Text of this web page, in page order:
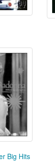
Big Hits